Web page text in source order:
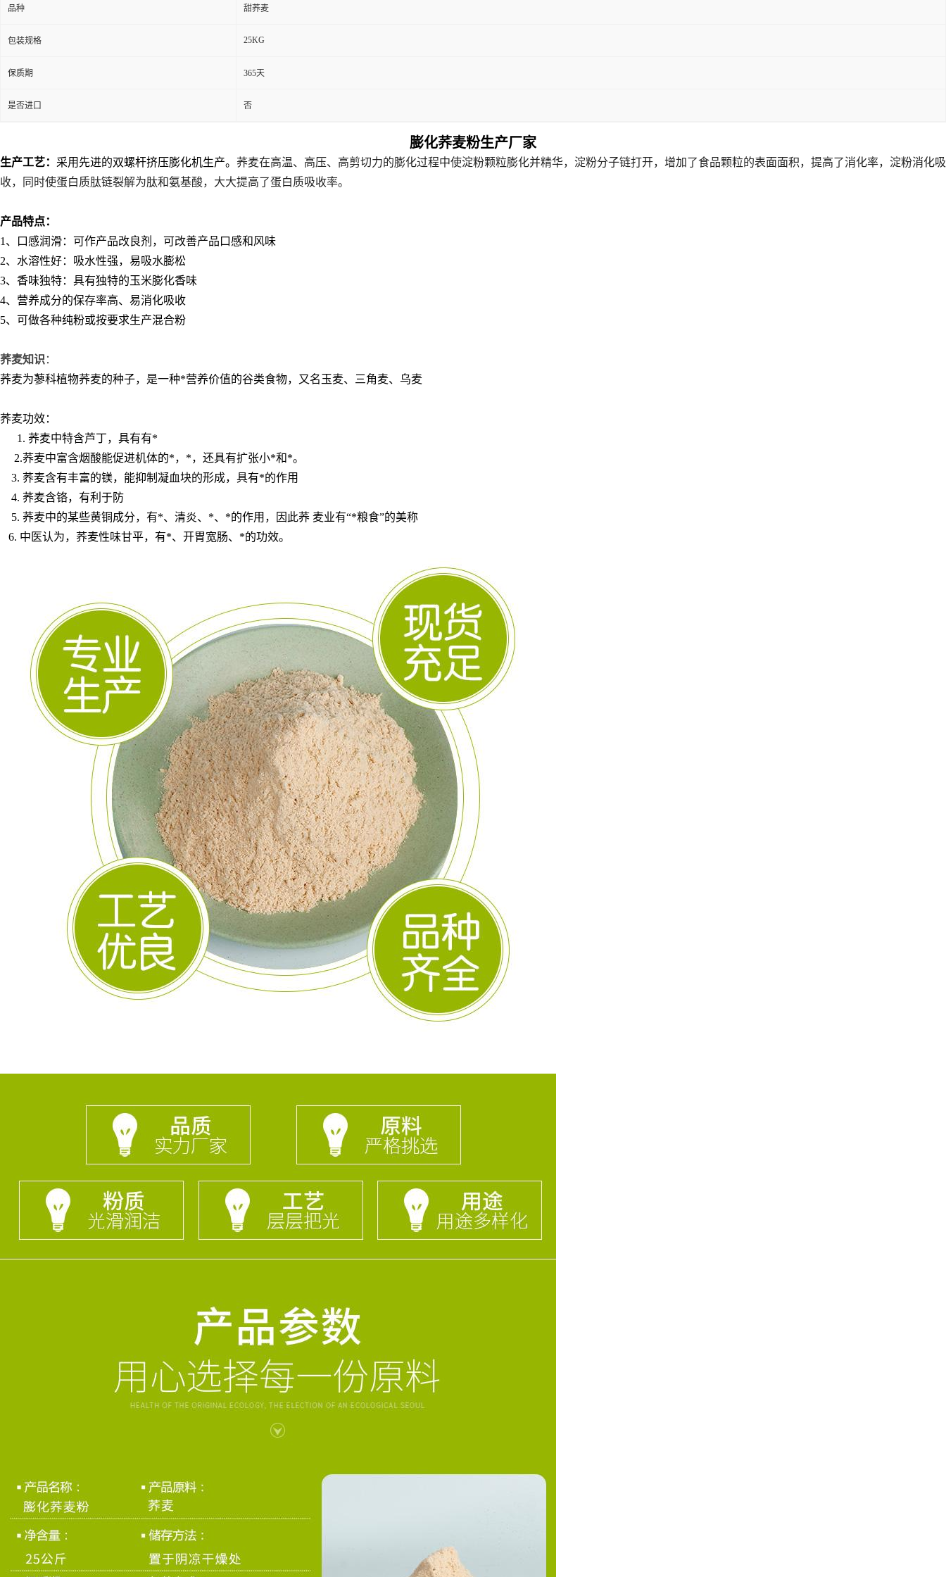
品种 甜荞麦
包装规格 25KG
保质期 365天
是否进口 否
膨化荞麦粉生产厂家
生产工艺： 采用先进的双螺杆挤压膨化机生产。 荞麦在高温、高压、高剪切力的膨化过程中使淀粉颗粒膨化并精华，淀粉分子链打开，增加了食品颗粒的表面面积，提高了消化率，淀粉消化吸
收，同时使蛋白质肽链裂解为肽和氨基酸，大大提高了蛋白质吸收率。
产品特点：
1 、口感润滑：可作产品改良剂，可改善产品口感和风味
2、水溶性好：吸水性强，易吸水膨松
3、香味独特：具有独特的玉米膨化香味
4、营养成分的保存率高、易消化吸收
5、可做各种纯粉或按要求生产混合粉
荞麦知识 ：
荞麦为蓼科植物荞麦的种子，是一种*营养价值的谷类食物，又名玉麦、三角麦、乌麦
荞麦功效：
1. 荞麦中特含芦丁，具有有*
2.荞麦中富含烟酸能促进机体的*，*，还具有扩张小*和*。
3. 荞麦含有丰富的镁，能抑制凝血块的形成，具有*的作用
4. 荞麦含铬，有利于防
5. 荞麦中的某些黄铜成分，有*、清炎、*、*的作用，因此荞 麦业有“*粮食”的美称
6. 中医认为，荞麦性味甘平，有*、开胃宽肠、*的功效。